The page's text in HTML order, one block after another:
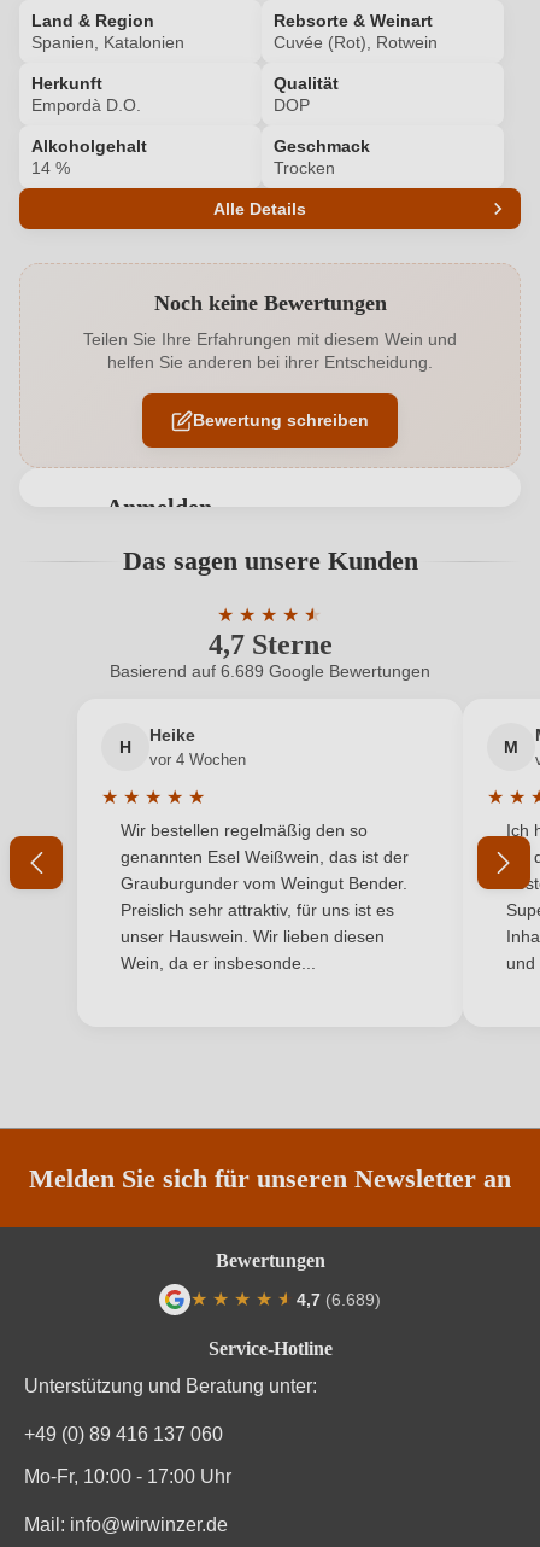
Land & Region
Spanien, Katalonien
Rebsorte & Weinart
Cuvée (Rot), Rotwein
Herkunft
Empordà D.O.
Qualität
DOP
Alkoholgehalt
14 %
Geschmack
Trocken
Alle Details
Alkoholgehalt in % 14 %
Allergene Enthält Sulfite
Ausbau Barrique
Jahrgang 2023
Land Spanien
Käse, Rotes Fleisch, Wild
Säuregehalt in g/L
Traubenfarbe Rot
Noch keine Bewertungen
Teilen Sie Ihre Erfahrungen mit diesem Wein und
helfen Sie anderen bei ihrer Entscheidung.
Bewertung schreiben
Anmelden
Benutzern abgegeben werden. Bitte loggen Sie sich
Neuer Kunde? Neuer Kunde?
Ihre E-Mail-Adresse
Ihr Passwort
Ich habe mein Passwort vergessen
Das sagen unsere Kunden
4,7 Sterne
★ ★ ★ ★ ★
★
Durchschnittliche Bewertung von 4.7
Basierend auf 6.689 Google Bewertungen
H
Heike
vor 4 Wochen
★ ★ ★ ★ ★
Durchschnittliche Bewertung von 5 von 5 Sternen
Wir bestellen regelmäßig den so
genannten Esel Weißwein, das ist der
Grauburgunder vom Weingut Bender.
Preislich sehr attraktiv, für uns ist es
unser Hauswein. Wir lieben diesen
Wein, da er insbesonde...
M
★ ★
Ich
mit
und
Melden Sie sich für unseren Newsletter an
Service-Hotline
Unterstützung und Beratung unter:
+49 (0) 89 416 137 060
Mo-Fr, 10:00 - 17:00 Uhr
Mail: info@wirwinzer.de
Bewertungen
★ ★ ★ ★ ★
★ 4,7 (6.689)